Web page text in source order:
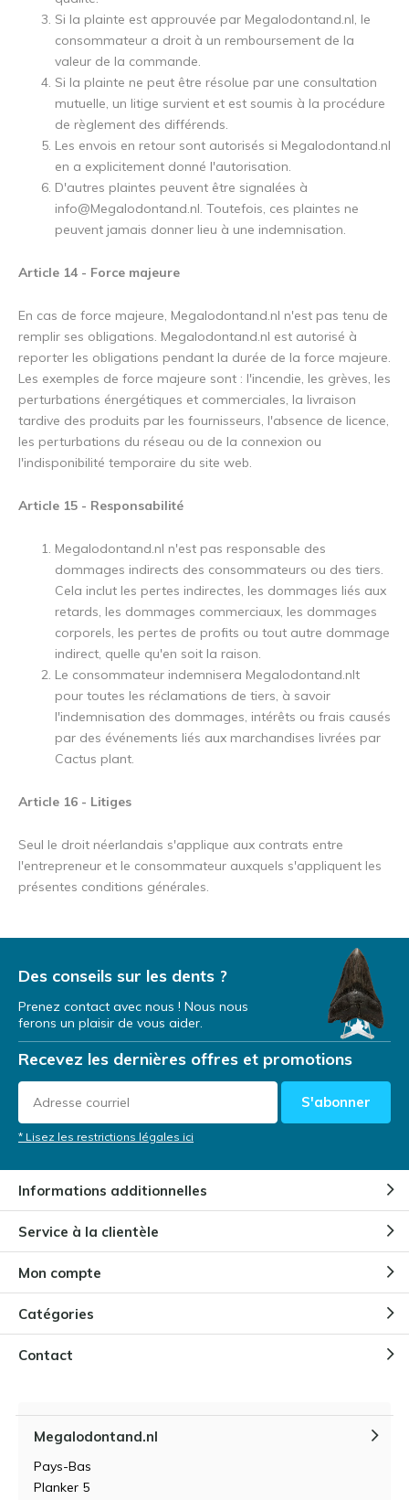
Si la plainte est approuvée par Megalodontand.nl, le
consommateur a droit à un remboursement de la
valeur de la commande.
Si la plainte ne peut être résolue par une consultation
mutuelle, un litige survient et est soumis à la procédure
de règlement des différends.
Les envois en retour sont autorisés si Megalodontand.nl
en a explicitement donné l'autorisation.
D'autres plaintes peuvent être signalées à
info@Megalodontand.nl. Toutefois, ces plaintes ne
peuvent jamais donner lieu à une indemnisation.
Article 14 - Force majeure
En cas de force majeure, Megalodontand.nl n'est pas tenu de
remplir ses obligations. Megalodontand.nl est autorisé à
reporter les obligations pendant la durée de la force majeure.
Les exemples de force majeure sont : l'incendie, les grèves, les
perturbations énergétiques et commerciales, la livraison
tardive des produits par les fournisseurs, l'absence de licence,
les perturbations du réseau ou de la connexion ou
l'indisponibilité temporaire du site web.
Article 15 - Responsabilité
Megalodontand.nl n'est pas responsable des
dommages indirects des consommateurs ou des tiers.
Cela inclut les pertes indirectes, les dommages liés aux
retards, les dommages commerciaux, les dommages
corporels, les pertes de profits ou tout autre dommage
indirect, quelle qu'en soit la raison.
Le consommateur indemnisera Megalodontand.nlt
pour toutes les réclamations de tiers, à savoir
l'indemnisation des dommages, intérêts ou frais causés
par des événements liés aux marchandises livrées par
Cactus plant.
Article 16 - Litiges
Seul le droit néerlandais s'applique aux contrats entre
l'entrepreneur et le consommateur auxquels s'appliquent les
présentes conditions générales.
Des conseils sur les dents ?
Prenez contact avec nous ! Nous nous
ferons un plaisir de vous aider.
Recevez les dernières offres et promotions
S'abonner
* Lisez les restrictions légales ici
Informations additionnelles
Service à la clientèle
Mon compte
Catégories
Contact
Megalodontand.nl
Pays-Bas
Planker 5